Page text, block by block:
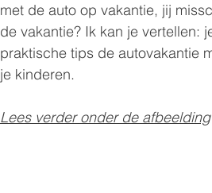
met de auto op vakantie, jij
de vakantie? Ik kan je vertellen:
praktische tips de autovakantie
je kinderen.
Lees verder onder de afbeelding